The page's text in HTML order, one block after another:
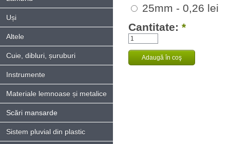
Uși
Altele
Cuie, dibluri, șuruburi
Instrumente
Materiale lemnoase și metalice
Scări mansarde
Sistem pluvial din plastic
25mm - 0,26 lei
Cantitate: *